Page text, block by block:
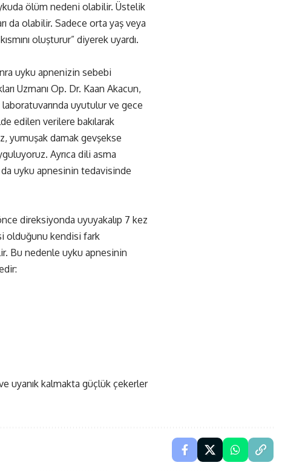
ölüm nedeni olabilir. Üstelik
da olabilir. Sadece orta yaş veya
oluşturur” diyerek uyardı.
uyku apnenizin sebebi
Uzmanı Op. Dr. Kaan Akacun,
uyutulur ve gece
edilen verilere bakılarak
yumuşak damak gevşekse
Ayrıca dili asma
uyku apnesinin tedavisinde
direksiyonda uyuyakalıp 7 kez
olduğunu kendisi fark
Bu nedenle uyku apnesinin
uyanık kalmakta güçlük çekerler